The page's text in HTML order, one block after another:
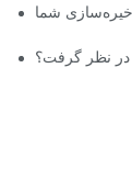
شما
در نظر گرفت؟